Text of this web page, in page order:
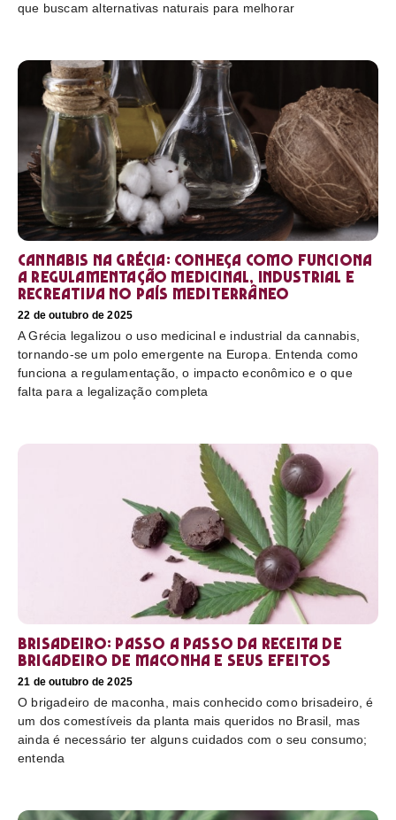
que buscam alternativas naturais para melhorar
Cannabis na Grécia: conheça como funciona
a regulamentação medicinal, industrial e
recreativa no país mediterrâneo
22 de outubro de 2025
A Grécia legalizou o uso medicinal e industrial da cannabis,
tornando-se um polo emergente na Europa. Entenda como
funciona a regulamentação, o impacto econômico e o que
falta para a legalização completa
Brisadeiro: passo a passo da receita de
brigadeiro de maconha e seus efeitos
21 de outubro de 2025
O brigadeiro de maconha, mais conhecido como brisadeiro, é
um dos comestíveis da planta mais queridos no Brasil, mas
ainda é necessário ter alguns cuidados com o seu consumo;
entenda